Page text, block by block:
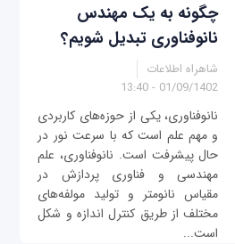
چگونه به یک مهندس
نانوفناوری تبدیل شویم؟
شاهراه اطلاعات
01/09/1402 - 13:40
نانوفناوری، یکی از حوزه‌های کاربردی
و مهم علم است که با سرعت نور در
حال پیشرفت است. نانوفناوری، علم
مهندسی و فناوری پردازش در
مقیاس نانومتر و تولید مولفه‌های
مختلف از طریق کنترل اندازه و شکل
است...